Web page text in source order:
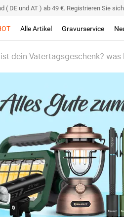
( DE und AT ) ab 49 €. Registrieren Sie
Alle Artikel Gravurservice
ist dein Vatertagsgeschenk?